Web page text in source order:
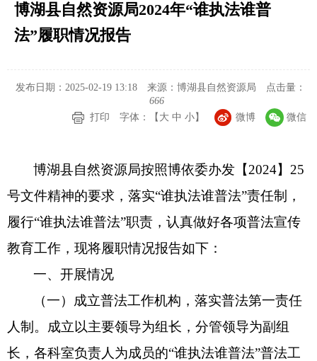
博湖县自然资源局2024年“谁执法谁普
法”履职情况报告
发布日期：2025-02-19 13:18 来源：博湖县自然资源局
点击量：
666
打印
字体：【 大 中 小】 微博 微信
博湖县自然资源局按照博依委办发【2024】 25
号文件精神的要求，落实“谁执法谁普法”责任制，
履行“谁执法谁普法”职责，认真做好各项普法宣传
教育工作，现将履职情况报告如下 ：
一、开展情况
（一） 成立普法工作机构，落实普法第一责任
人制 。 成立以主要领导为组长，分管领导为副组
长，各科室负责人为成员的“谁执法谁普法”普法工